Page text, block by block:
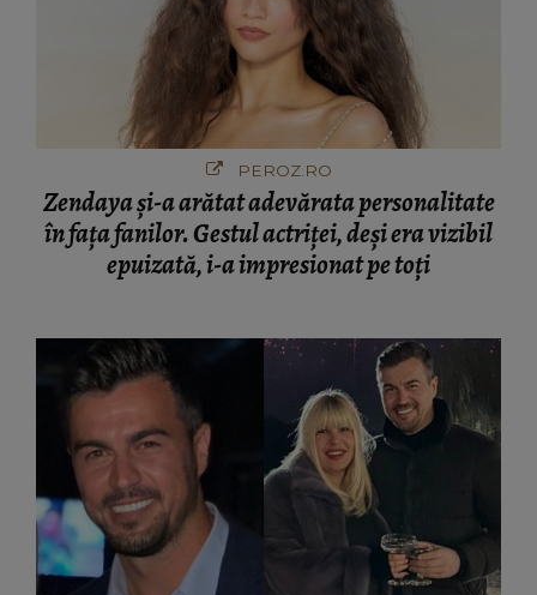
PEROZ.RO
Zendaya și-a arătat adevărata personalitate
în fața fanilor. Gestul actriței, deși era vizibil
epuizată, i-a impresionat pe toți